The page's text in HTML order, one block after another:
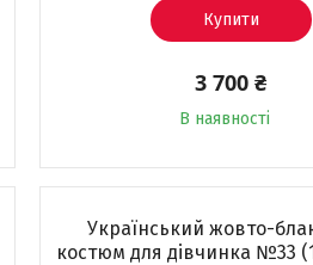
Купити
3 700 ₴
В наявності
Український жовто-
костюм для дівчинка №33